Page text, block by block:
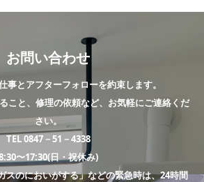
お問い合わせ
事とアフターフォローを約束します。
こと、修理の依頼など、お気軽にご連絡くだ
さい。
TEL 0847－51－4338
〜17:30(日・祝休み)
スのにおいがする」などの緊急時は、24時間